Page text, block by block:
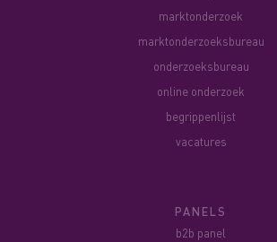
marktonderzoek
marktonderzoeksbureau
onderzoeksbureau
online onderzoek
begrippenlijst
vacatures
PANELS
b2b panel